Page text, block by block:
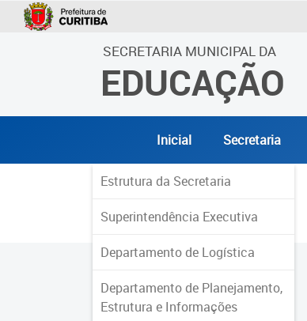
SECRETARIA MUNICIPAL DA
EDUCAÇÃO
Inicial Secretaria
Estrutura da Secretaria
Superintendência Executiva
Departamento de Logística
Departamento de Planejamento,
Estrutura e Informações